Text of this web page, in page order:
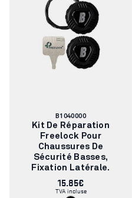
Numéro
d'article:
B1040000
Kit De Réparation
Freelock Pour
Chaussures De
Sécurité Basses,
Fixation Latérale.
15.85€
TVA incluse